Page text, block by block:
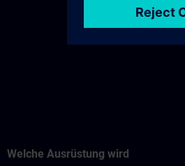
Welche Ausrüstung wird